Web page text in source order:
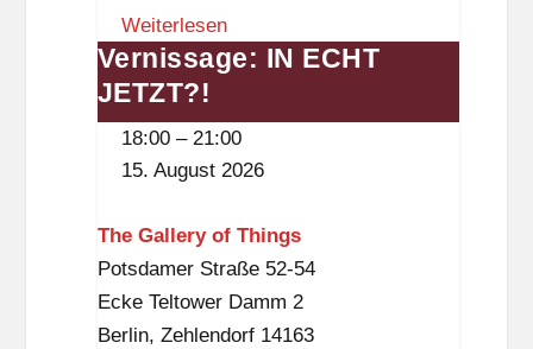
K
i
n
o
Weiterlesen
Vernissage:
IN
ECHT
Vernissage: IN ECHT
JETZT?!
18:00 – 21:00
15. August 2026
The Gallery of Things
Potsdamer Straße 52-54
Ecke Teltower Damm 2
Berlin, Zehlendorf 14163